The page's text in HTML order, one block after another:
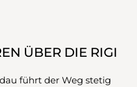
ÜBER DIE RIGI
führt der Weg stetig